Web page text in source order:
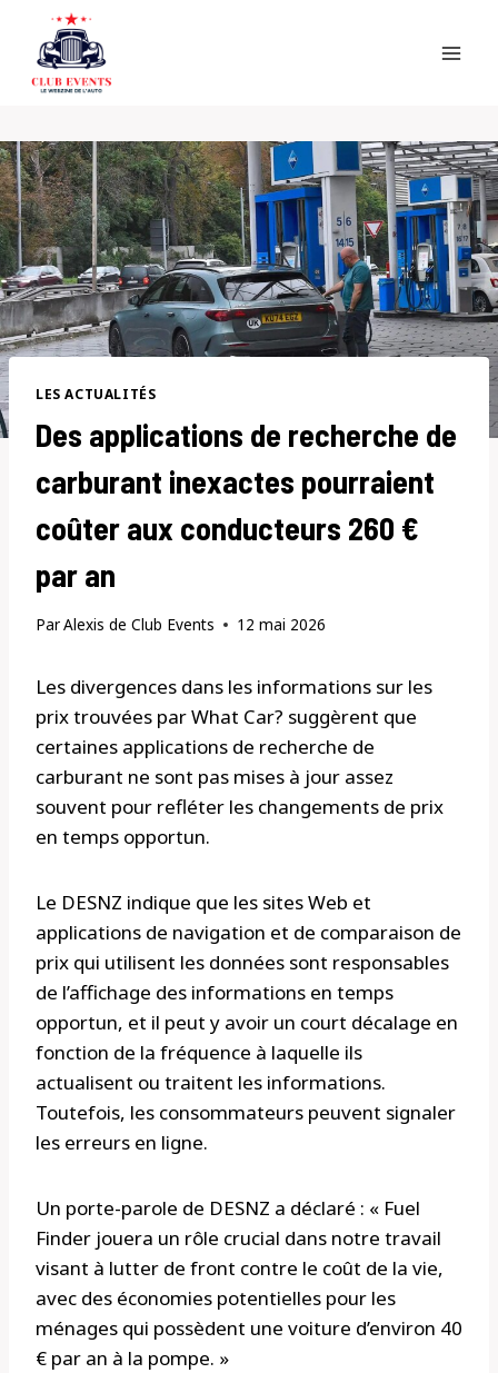
content
LES ACTUALITÉS
Des applications de recherche de
carburant inexactes pourraient
coûter aux conducteurs 260 €
par an
ParAlexis de Club Events 12 mai 2026
Les divergences dans les informations sur les
prix trouvées par What Car? suggèrent que
certaines applications de recherche de
carburant ne sont pas mises à jour assez
souvent pour refléter les changements de prix
en temps opportun.
Le DESNZ indique que les sites Web et
applications de navigation et de comparaison de
prix qui utilisent les données sont responsables
de l’affichage des informations en temps
opportun, et il peut y avoir un court décalage en
fonction de la fréquence à laquelle ils
actualisent ou traitent les informations.
Toutefois, les consommateurs peuvent signaler
les erreurs en ligne.
Un porte-parole de DESNZ a déclaré : « Fuel
Finder jouera un rôle crucial dans notre travail
visant à lutter de front contre le coût de la vie,
avec des économies potentielles pour les
ménages qui possèdent une voiture d’environ 40
€ par an à la pompe. »